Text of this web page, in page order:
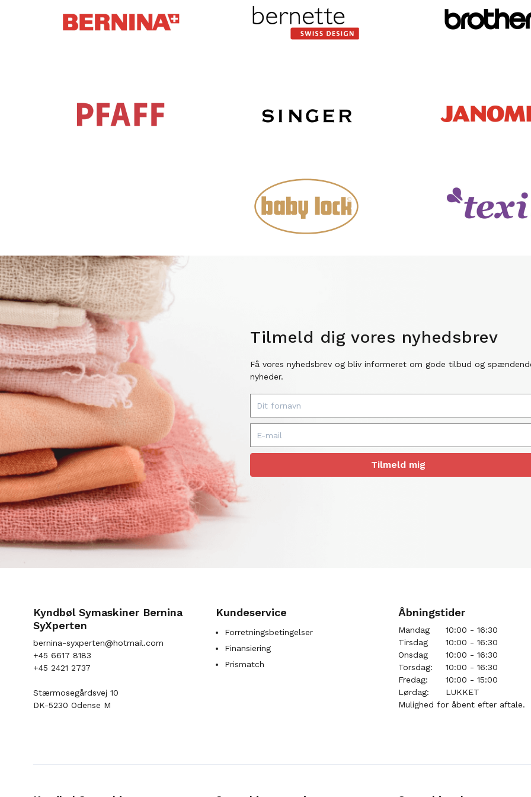
Tilmeld dig vores nyhedsbrev
Få vores nyhedsbrev og bliv informeret om gode tilbud og
nyheder.
Tilmeld mig
Kyndbøl Symaskiner Bernina
SyXperten
bernina-syxperten@hotmail.com
+45 6617 8183
+45 2421 2737
Stærmosegårdsvej 10
DK-5230 Odense M
Kundeservice
Forretningsbetingelser
Finansiering
Prismatch
Åbningstider
Mandag
10:00 - 16:30
Tirsdag
10:00 - 16:30
Onsdag
10:00 - 16:30
Torsdag:
10:00 - 16:30
Fredag:
10:00 - 15:00
Lørdag:
LUKKET
Mulighed for åbent efter aftale.